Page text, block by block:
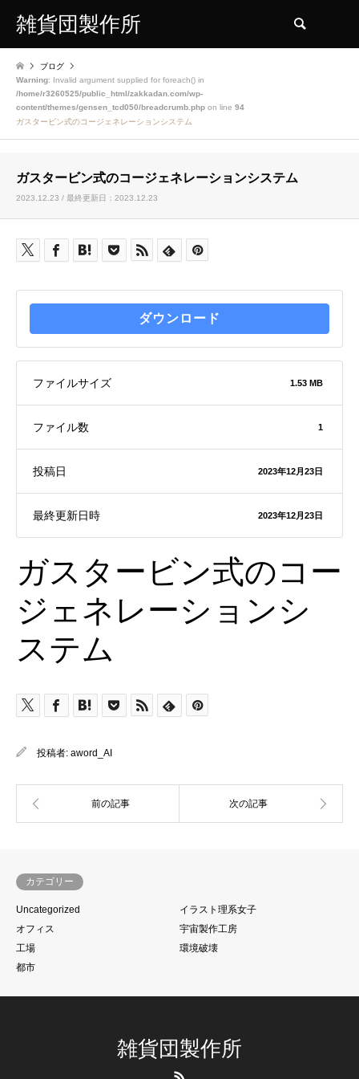
雑貨団製作所
ブログ
Warning: Invalid argument supplied for foreach() in
/home/r3260525/public_html/zakkadan.com/wp-
content/themes/gensen_tcd050/breadcrumb.php on line 94
ガスタービン式のコージェネレーションシステム
ガスタービン式のコージェネレーションシステム
2023.12.23 / 最終更新日：2023.12.23
ダウンロード
ファイルサイズ 1.53 MB
ファイル数 1
投稿日 2023年12月23日
最終更新日時 2023年12月23日
ガスタービン式のコー
ジェネレーションシ
ステム
投稿者: aword_AI
カテゴリー
Uncategorized
イラスト理系女子
オフィス
宇宙製作工房
工場
環境破壊
都市
雑貨団製作所